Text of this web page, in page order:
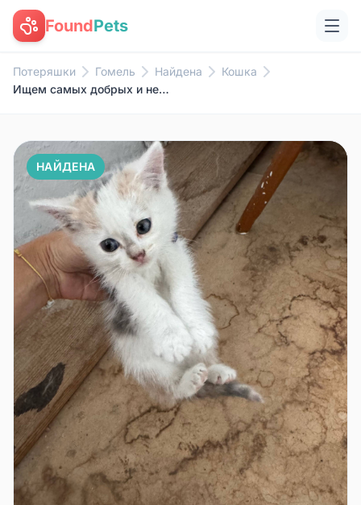
FoundPets
Потеряшки Гомель Найдена
Кошка
Ищем самых добрых и неравнодуш...
НАЙДЕНА